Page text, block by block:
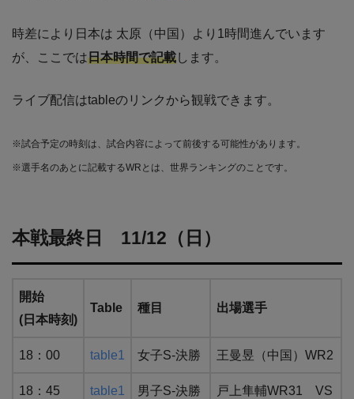
時差により日本は 太原（中国）より1時間進んでいます
が、ここでは日本時間で記載します。
ライブ配信はtableのリンクから観戦できます。
※試合予定の時刻は、試合内容によって前後する可能性があります。
※選手名のあとに記載するWRとは、世界ランキングのことです。
本戦最終日 11/12（日）
開始
(日本時刻)
Table 種目 出場選手
18：00 table1 女子S-決勝 王曼昱（中国）WR2
18：45 table1 男子S-決勝 戸上隼輔WR31 VS